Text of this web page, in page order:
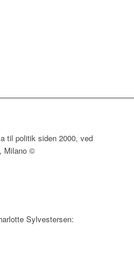
til politik siden 2000, ved
Milano ©
Sylvestersen: